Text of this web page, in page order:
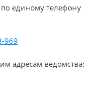
единому телефону
969
адресам ведомства: